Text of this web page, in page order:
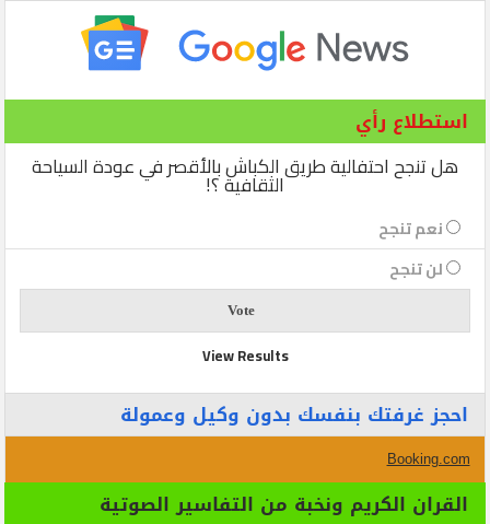
استطلاع رأي
هل تنجح احتفالية طريق الكباش بالأقصر في عودة السياحة
الثقافية ؟!
نعم تنجح
لن تنجح
View Results
احجز غرفتك بنفسك بدون وكيل وعمولة
Booking.com
القران الكريم ونخبة من التفاسير الصوتية